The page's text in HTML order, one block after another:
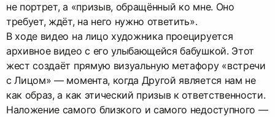
не портрет, а «призыв, обращённый ко мне. Оно
требует, ждёт, на него нужно ответить».
В ходе видео на лицо художника проецируется
архивное видео с его улыбающейся бабушкой. Этот
жест создаёт прямую визуальную метафору «встречи
с Лицом» — момента, когда Другой является нам не
как образ, а как этический призыв к ответственности.
Наложение самого близкого и самого недоступного —